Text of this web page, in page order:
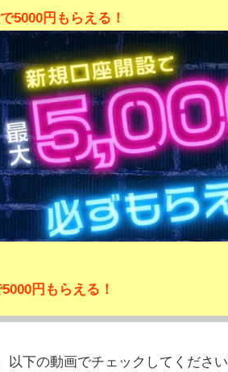
5000円もらえる！
円もらえる！
下の動画でチェックしてください